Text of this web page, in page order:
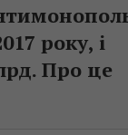
року, і
Про це